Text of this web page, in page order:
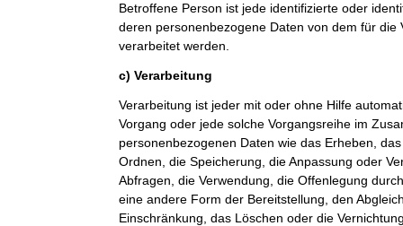
Betroffene Person ist jede identifizierte oder
deren personenbezogene Daten von dem für die
verarbeitet werden.
c) Verarbeitung
Verarbeitung ist jeder mit oder ohne Hilfe
Vorgang oder jede solche Vorgangsreihe im
personenbezogenen Daten wie das Erheben,
Ordnen, die Speicherung, die Anpassung oder
Abfragen, die Verwendung, die Offenlegung
eine andere Form der Bereitstellung, den
Einschränkung, das Löschen oder die